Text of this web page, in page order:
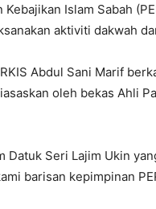
Kebajikan Islam Sabah
aktiviti dakwah
Abdul Sani Marif
oleh bekas Ahli
Datuk Seri Lajim Ukin
barisan kepimpinan